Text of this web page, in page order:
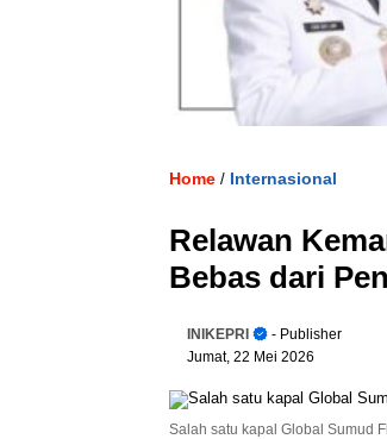
Home / Internasional
Relawan
Bebas dari
INIKEPRI
- Publisher
Jumat, 22 Mei 2026
Salah satu kapal Global Sumud